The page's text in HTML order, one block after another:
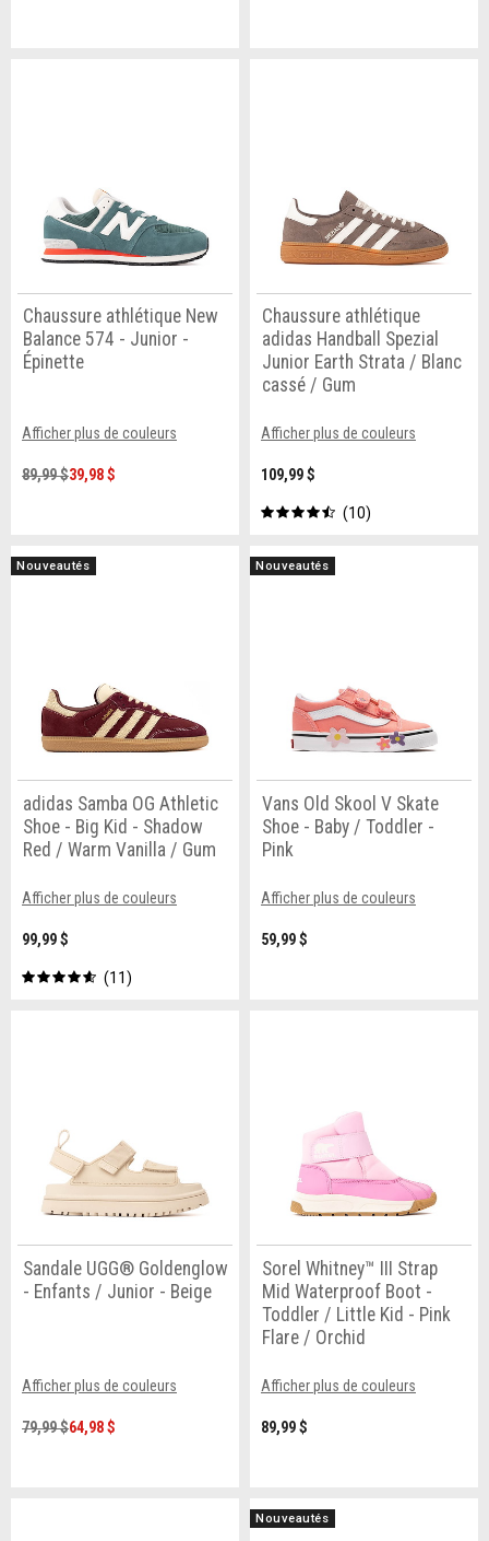
Chaussure athlétique New
Balance 574 - Junior -
Épinette
Afficher plus de couleurs
89,99 $39,98 $
Chaussure athlétique
adidas Handball Spezial
Junior Earth Strata / Blanc
cassé / Gum
Afficher plus de couleurs
109,99 $
10
Nouveautés
adidas Samba OG Athletic
Shoe - Big Kid - Shadow
Red / Warm Vanilla / Gum
Afficher plus de couleurs
99,99 $
11
Nouveautés
Vans Old Skool V Skate
Shoe - Baby / Toddler -
Pink
Afficher plus de couleurs
59,99 $
Sandale UGG® Goldenglow
- Enfants / Junior - Beige
Afficher plus de couleurs
79,99 $64,98 $
Sorel Whitney™ III Strap
Mid Waterproof Boot -
Toddler / Little Kid - Pink
Flare / Orchid
Afficher plus de couleurs
89,99 $
Nouveautés